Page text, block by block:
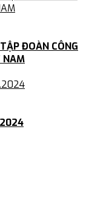
ĐOÀN CÔNG
NAM